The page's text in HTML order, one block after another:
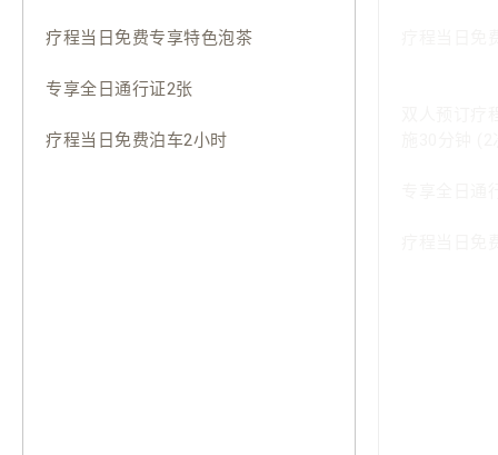
疗程当日免费专享特色泡茶
专享全日通行证2张
疗程当日免费泊车2小时